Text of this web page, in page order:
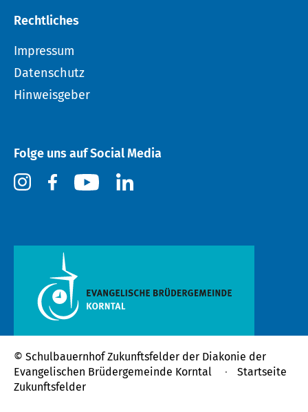
Rechtliches
Impressum
Datenschutz
Hinweisgeber
Folge uns auf Social Media
© Schulbauernhof Zukunftsfelder der Diakonie der
Evangelischen Brüdergemeinde Korntal
Startseite
Zukunftsfelder